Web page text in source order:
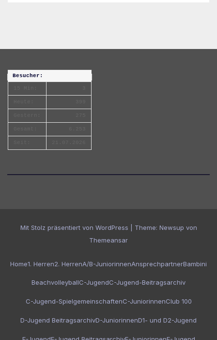
Besucher:
Mit Stolz präsentiert von WordPress Theme: Newsup von
Themeansar
Home1. Herren2. HerrenA/B-JuniorinnenAnsprechpartnerBambini
BeachvolleyballC-JugendC-Jugend-Beitragsarchiv
C-Jugend-SpielgemeinschaftenC-JuniorinnenClub 100
D-Jugend BeitragsarchivD-JuniorinnenD1- und D2-Jugend